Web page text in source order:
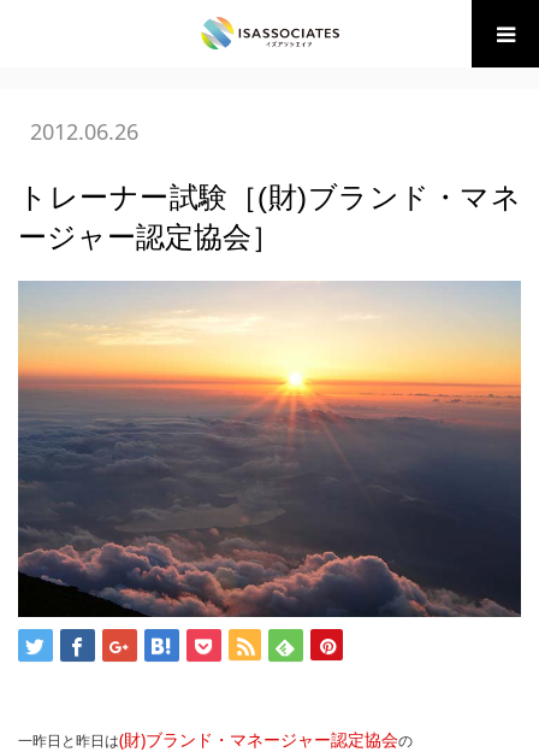
07 ブランディング
トレーナー試験［(財)ブラ
2012.06.26
トレーナー試験［(財)ブランド・マネ
ージャー認定協会］
一昨日と昨日は(財)ブランド・マネージャー認定協会の